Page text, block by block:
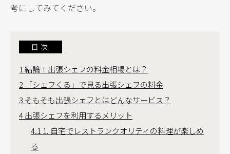
考にしてみてください。
目次
1 結論！出張シェフの料金相場とは？
2 「シェフくる」で見る出張シェフの料金
3 そもそも出張シェフとはどんなサービス？
4出張シェフを利用するメリット
4.1 1. 自宅でレストランクオリティの料理が楽しめ
る